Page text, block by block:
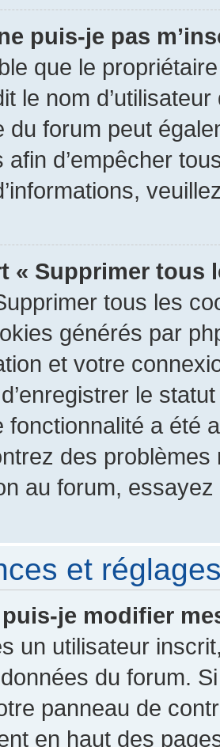
puis-je pas
que le
le nom
du forum peut
afin d’empêcher
« Supprimer tous
tous les
générés par
et votre
le
fonctionnalité a été
des
au forum,
et
je modifier
un utilisateur
du forum.
panneau de
en haut des